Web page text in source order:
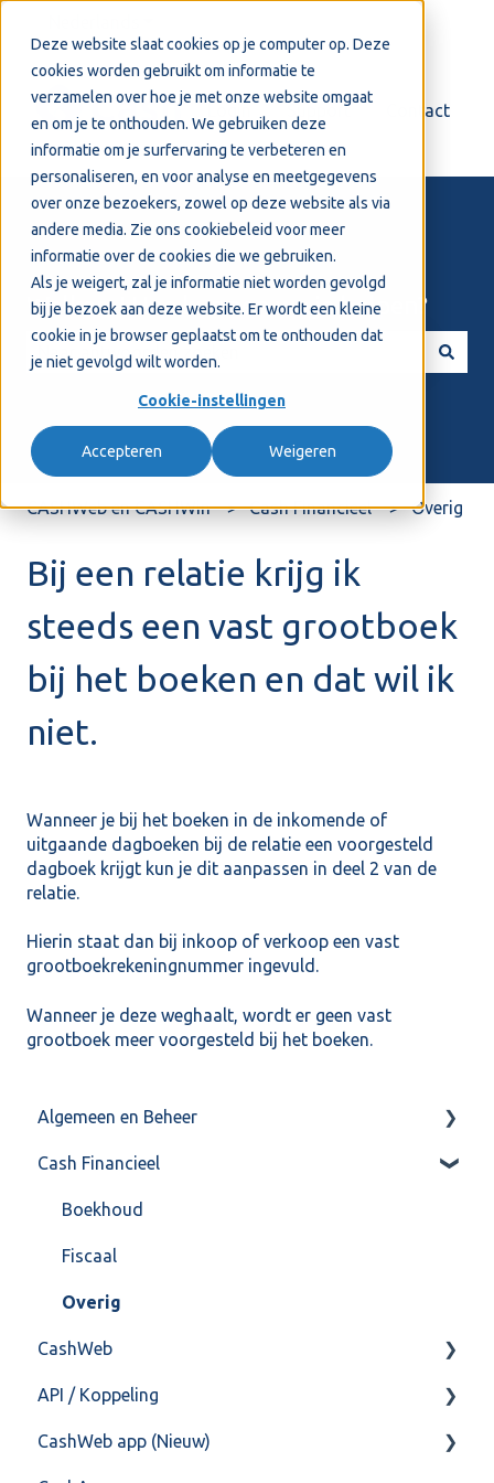
Deze website slaat cookies op je computer op. Deze
cookies worden gebruikt om informatie te
verzamelen over hoe je met onze website omgaat
en om je te onthouden. We gebruiken deze
informatie om je surfervaring te verbeteren en
personaliseren, en voor analyse en meetgegevens
over onze bezoekers, zowel op deze website als via
andere media. Zie ons cookiebeleid voor meer
informatie over de cookies die we gebruiken.
Als je weigert, zal je informatie niet worden gevolgd
bij je bezoek aan deze website. Er wordt een kleine
cookie in je browser geplaatst om te onthouden dat
je niet gevolgd wilt worden.
Cookie-instellingen
Accepteren Weigeren
Support Contact
Welkom! Hoe kunnen we je helpen?
CASHWeb en CASHWin Cash Financieel Overig
Bij een relatie krijg ik
steeds een vast grootboek
bij het boeken en dat wil ik
niet.
Wanneer je bij het boeken in de inkomende of
uitgaande dagboeken bij de relatie een voorgesteld
dagboek krijgt kun je dit aanpassen in deel 2 van de
relatie.
Hierin staat dan bij inkoop of verkoop een vast
grootboekrekeningnummer ingevuld.
Wanneer je deze weghaalt, wordt er geen vast
grootboek meer voorgesteld bij het boeken.
Algemeen en Beheer
Bank(koppeling)
Import/Export
Postbus
Training & Consultancy
Overig
Cash Financieel
Boekhoud
Fiscaal
Overig
CashWeb
CashHero Layout
Mailen vanuit CASHWeb
API / Koppeling
Algemeen
CashWeb app (Nieuw)